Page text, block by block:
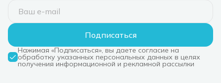
Подписаться
Нажимая «Подписаться», вы даете согласие на
обработку указанных персональных данных в целях
получения информационной и рекламной рассылки